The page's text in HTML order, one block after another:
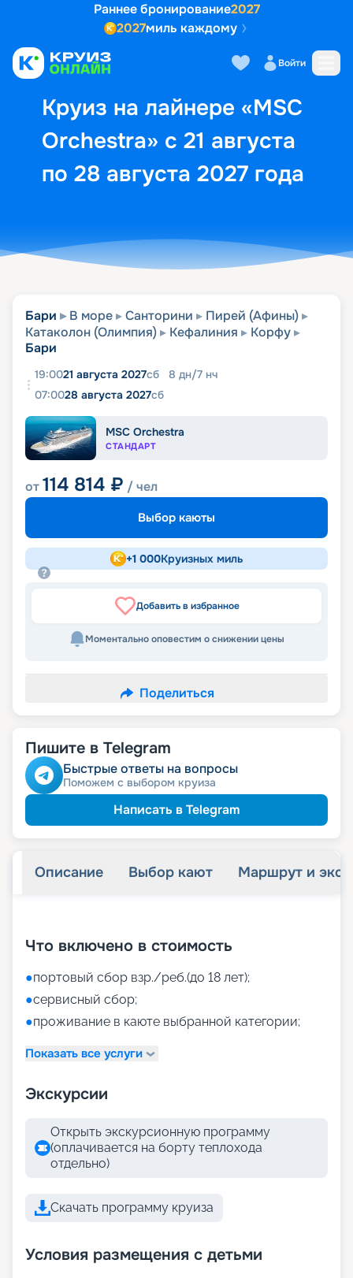
Раннее бронирование2027
2027миль каждому
Войти
Круиз на лайнере «MSC
Orchestra» с 21 августа
по 28 августа 2027 года
Выбор кают Маршрут и
Бари В море Санторини
Пирей (Афины)
Катаколон (Олимпия)
Кефалиния
Корфу
Бари
19:0021 августа 2027сб 8 дн/7 нч
07:0028 августа 2027сб
MSC Orchestra
СТАНДАРТ
от114 814 ₽ / чел
Выбор каюты
+1 000Круизных миль
Добавить в избранное
Моментально оповестим о снижении цены
Поделиться
Пишите в Telegram
Быстрые ответы на вопросы
Поможем с выбором круиза
Написать в Telegram
Описание Выбор кают Маршрут и
Что включено в стоимость
●портовый сбор взр./реб.(до 18 лет);
●сервисный сбор;
●проживание в каюте выбранной категории;
Показать все услуги
Экскурсии
Открыть экскурсионную программу
(оплачивается на борту теплохода
отдельно)
Скачать программу круиза
Условия размещения с детьми